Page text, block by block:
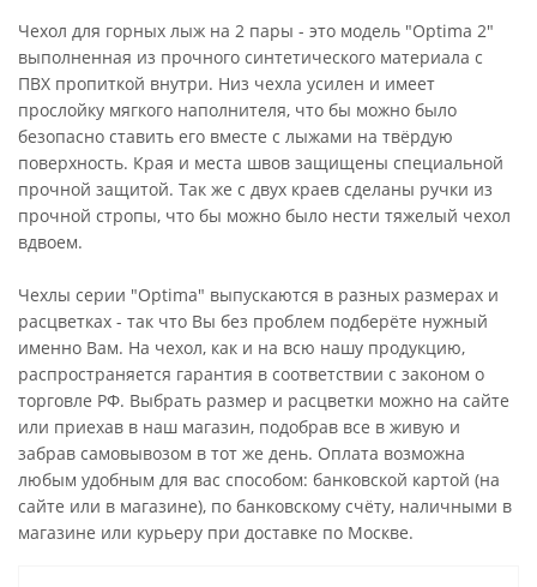
Чехол для горных лыж на 2 пары - это модель "Optima 2"
выполненная из прочного синтетического материала с
ПВХ пропиткой внутри. Низ чехла усилен и имеет
прослойку мягкого наполнителя, что бы можно было
безопасно ставить его вместе с лыжами на твёрдую
поверхность. Края и места швов защищены специальной
прочной защитой. Так же с двух краев сделаны ручки из
прочной стропы, что бы можно было нести тяжелый чехол
вдвоем.
Чехлы серии "Optima" выпускаются в разных размерах и
расцветках - так что Вы без проблем подберёте нужный
именно Вам. На чехол, как и на всю нашу продукцию,
распространяется гарантия в соответствии с законом о
торговле РФ. Выбрать размер и расцветки можно на сайте
или приехав в наш магазин, подобрав все в живую и
забрав самовывозом в тот же день. Оплата возможна
любым удобным для вас способом: банковской картой (на
сайте или в магазине), по банковскому счёту, наличными в
магазине или курьеру при доставке по Москве.